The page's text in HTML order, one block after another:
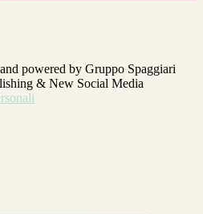
powered by Gruppo Spaggiari
& New Social Media